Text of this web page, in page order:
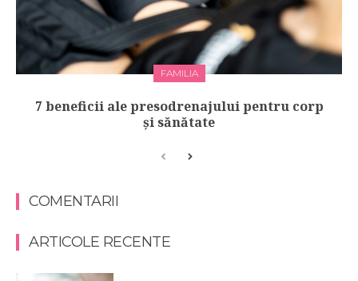
FAMILIA
7 beneficii ale presodrenajului pentru corp
și sănătate
COMENTARII
ARTICOLE RECENTE